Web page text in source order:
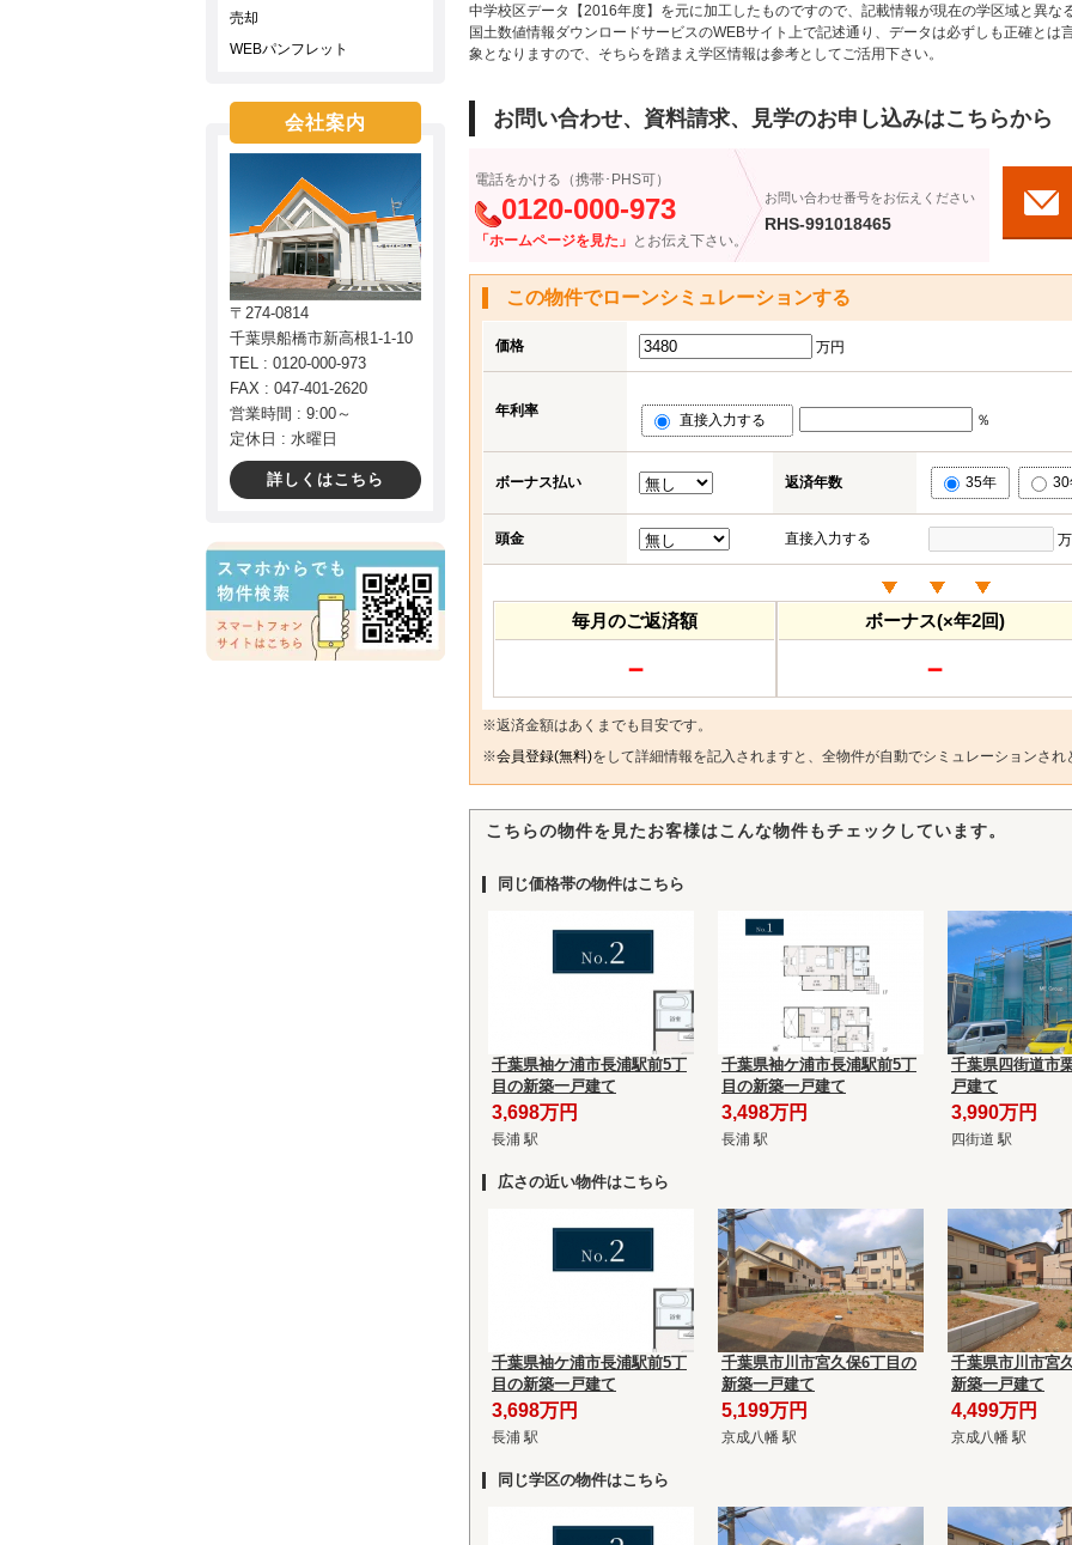
中学校区データ【2016年度】を元に加工したものですので、記載情報が現在の学区域と異な
国土数値情報ダウンロードサービスのWEBサイト上で記述通り、データは必ずしも正確と
象となりますので、そちらを踏まえ学区情報は参考としてご活用下さい。
お問い合わせ、資料請求、見学のお申し込みはこちらから
電話をかける（携帯･PHS可）
0120-000-973
「ホームページを見た」 とお伝え下さい。
お問い合わせ番号をお伝えください
RHS-991018465
この物件でローンシミュレーションする
価格 万円
年利率
直接入力する ％
ボーナス払い 返済年数 35年 30
頭金 直接入力する
毎月のご返済額
－
ボーナス(×年2回)
－
※返済金額はあくまでも目安です。
※会員登録(無料)をして詳細情報を記入されますと、全物件が自動でシミュレーションさ
こちらの物件を見たお客様はこんな物件もチェックしています。
同じ価格帯の物件はこちら
千葉県袖ケ浦市長浦駅前5丁
目の新築一戸建て
3,698万円
長浦 駅
千葉県袖ケ浦市長浦駅前5丁
目の新築一戸建て
3,498万円
長浦 駅
千葉県四街道市
戸建て
3,990万円
四街道 駅
広さの近い物件はこちら
千葉県袖ケ浦市長浦駅前5丁
目の新築一戸建て
3,698万円
長浦 駅
千葉県市川市宮久保6丁目の
新築一戸建て
5,199万円
京成八幡 駅
千葉県市川市宮
新築一戸建て
4,499万円
京成八幡 駅
同じ学区の物件はこちら
売却
WEBパンフレット
会社案内
〒274-0814
千葉県船橋市新高根1-1-10
TEL : 0120-000-973
FAX : 047-401-2620
営業時間 : 9:00～
定休日 : 水曜日
詳しくはこちら